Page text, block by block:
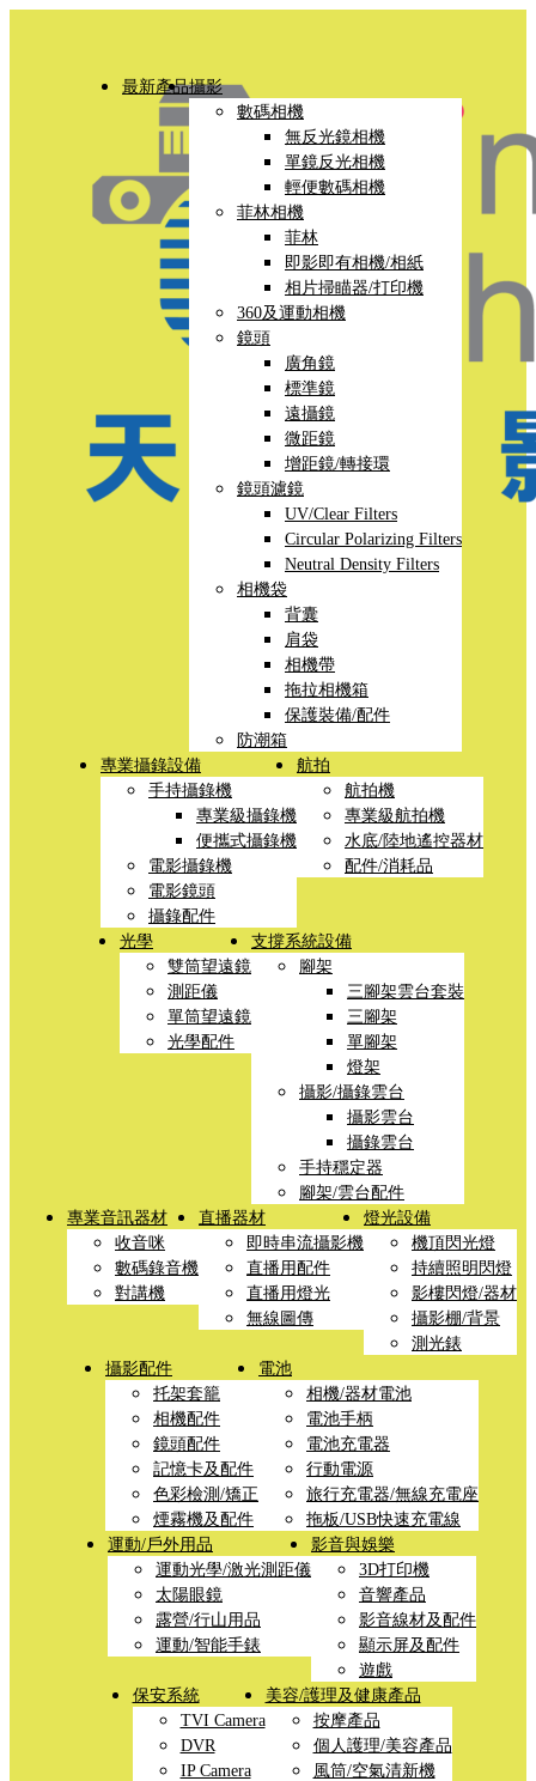
最新產品攝影
數碼相機
無反光鏡相機
單鏡反光相機
輕便數碼相機
菲林相機
菲林
即影即有相機/相紙
相片掃瞄器/打印機
360及運動相機
鏡頭
廣角鏡
標準鏡
遠攝鏡
微距鏡
增距鏡/轉接環
鏡頭濾鏡
UV/Clear Filters
Circular Polarizing Filters
Neutral Density Filters
相機袋
背囊
肩袋
相機帶
拖拉相機箱
保護裝備/配件
防潮箱
專業攝錄設備
手持攝錄機
專業級攝錄機
便攜式攝錄機
電影攝錄機
電影鏡頭
攝錄配件
航拍
航拍機
專業級航拍機
水底/陸地遙控器材
配件/消耗品
光學
雙筒望遠鏡
測距儀
單筒望遠鏡
光學配件
支撐系統設備
腳架
三腳架雲台套裝
三腳架
單腳架
燈架
攝影/攝錄雲台
攝影雲台
攝錄雲台
手持穩定器
腳架/雲台配件
專業音訊器材
收音咪
數碼錄音機
對講機
直播器材
即時串流攝影機
直播用配件
直播用燈光
無線圖傳
燈光設備
機頂閃光燈
持續照明閃燈
影樓閃燈/器材
攝影棚/背景
測光錶
攝影配件
托架套籠
相機配件
鏡頭配件
記憶卡及配件
色彩檢測/矯正
煙霧機及配件
電池
相機/器材電池
電池手柄
電池充電器
行動電源
旅行充電器/無線充電座
拖板/USB快速充電線
運動/戶外用品
運動光學/激光測距儀
太陽眼鏡
露營/行山用品
運動/智能手錶
影音與娛樂
3D打印機
音響產品
影音線材及配件
顯示屏及配件
遊戲
保安系統
TVI Camera
DVR
IP Camera
美容/護理及健康產品
按摩產品
個人護理/美容產品
風筒/空氣清新機